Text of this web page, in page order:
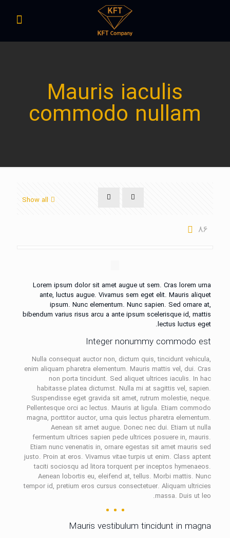
Mauris iaculis
commodo nullam
Show all
86
Lorem ipsum dolor sit amet augue ut sem. Cras lorem urna
ante, luctus augue. Vivamus sem eget elit. Mauris aliquet
ipsum. Nunc elementum. Nunc sapien. Sed ornare at,
bibendum varius risus arcu a ante ipsum scelerisque id, mattis
lectus luctus eget.
Integer nonummy commodo est
Nulla consequat auctor non, dictum quis, tincidunt vehicula,
enim aliquam pharetra elementum. Mauris mattis vel, dui. Cras
non porta tincidunt. Sed aliquet ultrices iaculis. In hac
habitasse platea dictumst. Nulla mi at sagittis vel, sapien.
Suspendisse eget gravida sit amet, rutrum molestie, neque.
Pellentesque orci ac lectus. Mauris at ligula. Etiam commodo
magna, porttitor auctor, urna quis lectus pharetra elementum.
Aenean sit amet augue. Donec nec dui. Etiam ut nulla
fermentum ultrices sapien pede ultrices posuere in, mauris.
Etiam nunc venenatis in, ornare egestas sit amet mauris sed
justo. Proin at eros. Vivamus vitae turpis ut enim. Class aptent
taciti sociosqu ad litora torquent per inceptos hymenaeos.
Aenean lobortis eu, eleifend at, tellus. Morbi mattis. Nunc
tempor id, pretium eros cursus consectetuer. Aliquam ultricies
massa. Duis ut leo.
Mauris vestibulum tincidunt in magna